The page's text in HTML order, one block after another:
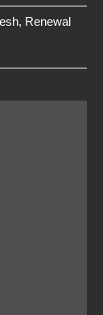
Renewal